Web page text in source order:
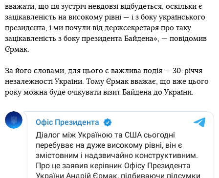
вважати, що ця зустріч невдовзі відбудеться, оскільки є
зацікавленість на високому рівні — і з боку українського
президента, і ми почули від держсекретаря про таку
зацікавленість з боку президента Байдена», — повідомив
Єрмак.
За його словами, для цього є важлива подія — 30-річчя
незалежності України. Тому Єрмак вважає, що вже цього
року можна буде очікувати візит Байдена до України.